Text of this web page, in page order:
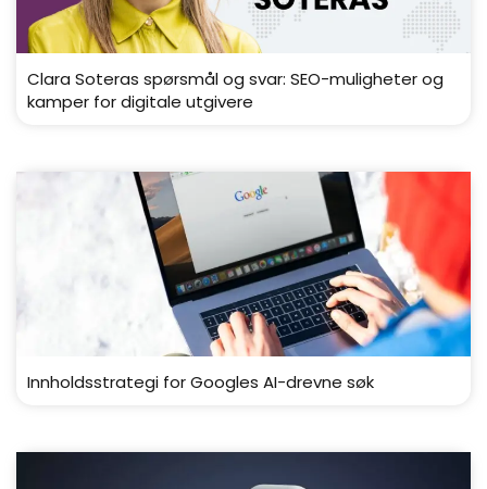
Clara Soteras spørsmål og svar: SEO-muligheter og
kamper for digitale utgivere
Innholdsstrategi for Googles AI-drevne søk